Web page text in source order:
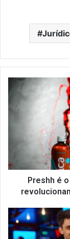
Preshh
é
o
gaseificação
revolucionando
cafeterias
restaurantes
Preshh é
Protocolo
'Não